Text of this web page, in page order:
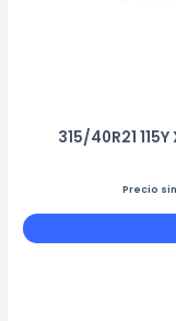
315/40R21 115Y
Precio